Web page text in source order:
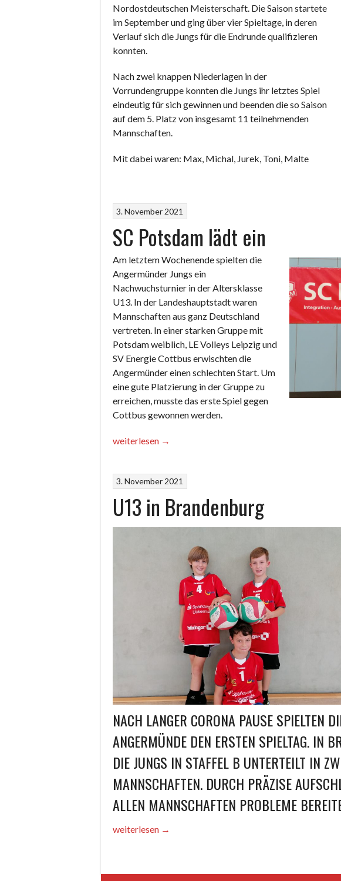
Nordostdeutschen Meisterschaft. Die Saison startete
im September und ging über vier Spieltage, in deren
Verlauf sich die Jungs für die Endrunde qualifizieren
konnten.
Nach zwei knappen Niederlagen in der
Vorrundengruppe konnten die Jungs ihr letztes Spiel
eindeutig für sich gewinnen und beenden die so Saison
auf dem 5. Platz von insgesamt 11 teilnehmenden
Mannschaften.
Mit dabei waren: Max, Michal, Jurek, Toni, Malte
3. November 2021
SC Potsdam lädt ein
Am letztem Wochenende spielten die
Angermünder Jungs ein
Nachwuchsturnier in der Altersklasse
U13. In der Landeshauptstadt waren
Mannschaften aus ganz Deutschland
vertreten. In einer starken Gruppe mit
Potsdam weiblich, LE Volleys Leipzig und
SV Energie Cottbus erwischten die
Angermünder einen schlechten Start. Um
eine gute Platzierung in der Gruppe zu
erreichen, musste das erste Spiel gegen
Cottbus gewonnen werden.
„SC
ein“
weiterlesen →
3. November 2021
U13 in Brandenburg
NACH LANGER CORONA PAUSE SPIELTEN
ANGERMÜNDE DEN ERSTEN SPIELTAG. IN
DIE JUNGS IN STAFFEL B UNTERTEILT IN
MANNSCHAFTEN. DURCH PRÄZISE
ALLEN MANNSCHAFTEN PROBLEME
„U13
weiterlesen →